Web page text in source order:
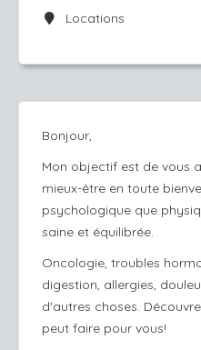
Locations
Bonjour,
Mon objectif est de vous
mieux-être en toute
psychologique que
saine et équilibrée.
Oncologie, troubles
digestion, allergies,
d'autres choses.
peut faire pour vous!